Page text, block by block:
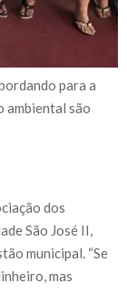
para a
ambiental são
dos
São José II,
municipal. “Se
mas